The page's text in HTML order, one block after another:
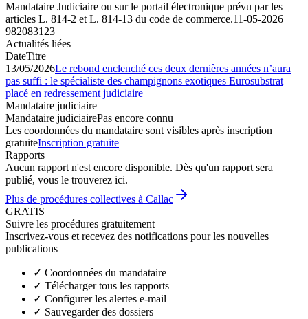
Mandataire Judiciaire ou sur le portail électronique prévu par les
articles L. 814-2 et L. 814-13 du code de commerce.11-05-2026
982083123
Actualités liées
DateTitre
13/05/2026Le rebond enclenché ces deux dernières années n’aura
pas suffi : le spécialiste des champignons exotiques Eurosubstrat
placé en redressement judiciaire
Mandataire judiciaire
Mandataire judiciairePas encore connu
Les coordonnées du mandataire sont visibles après inscription
gratuiteInscription gratuite
Rapports
Aucun rapport n'est encore disponible. Dès qu'un rapport sera
publié, vous le trouverez ici.
Plus de procédures collectives à Callac
GRATIS
Suivre les procédures gratuitement
Inscrivez-vous et recevez des notifications pour les nouvelles
publications
✓ Coordonnées du mandataire
✓ Télécharger tous les rapports
✓ Configurer les alertes e-mail
✓ Sauvegarder des dossiers